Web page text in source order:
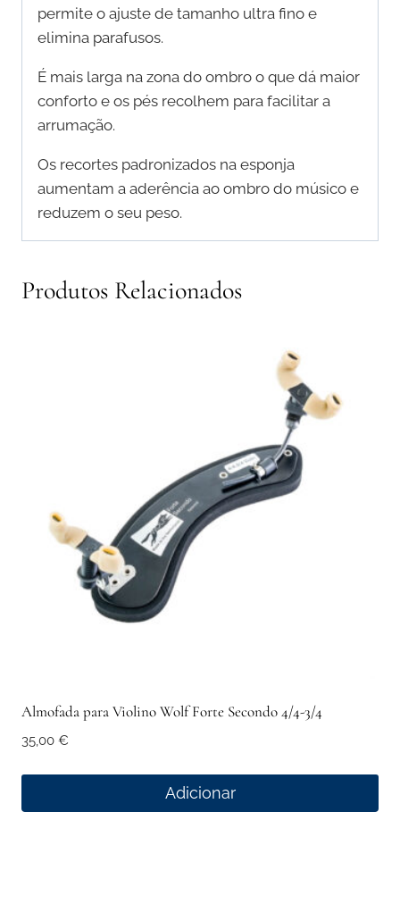
permite o ajuste de tamanho ultra fino e
elimina parafusos.
É mais larga na zona do ombro o que dá maior
conforto e os pés recolhem para facilitar a
arrumação.
Os recortes padronizados na esponja
aumentam a aderência ao ombro do músico e
reduzem o seu peso.
Produtos Relacionados
Almofada para Violino Wolf Forte Secondo 4/4-3/4
35,00 €
Adicionar